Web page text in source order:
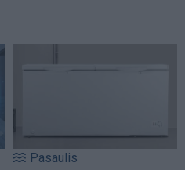
Pasaulis